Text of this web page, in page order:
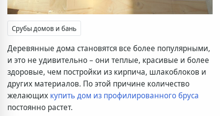
Срубы домов и бань
Деревянные дома становятся все более популярными,
и это не удивительно – они теплые, красивые и более
здоровые, чем постройки из кирпича, шлакоблоков и
других материалов. По этой причине количество
желающих купить дом из профилированного бруса
постоянно растет.